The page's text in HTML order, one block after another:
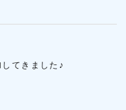
てきました♪